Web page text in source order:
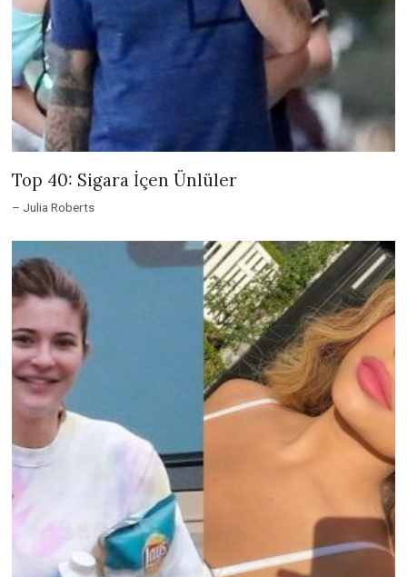
Top 40: Sigara İçen Ünlüler
– Julia Roberts